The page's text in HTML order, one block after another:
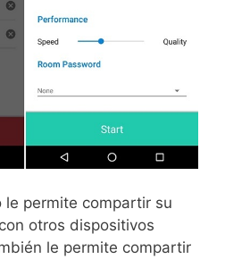
le permite compartir su
otros dispositivos
le permite compartir